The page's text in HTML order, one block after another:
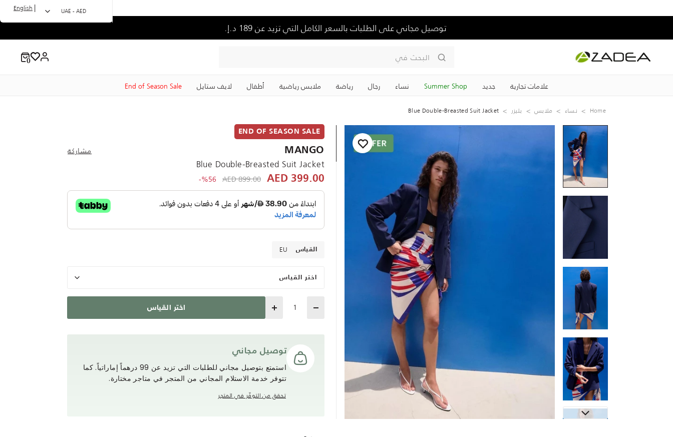
توصيل مجاني على الطلبات بالسعر الكامل التي تزيد عن 189 د.إ.
البحث في
علامات تجارية جديد Summer Shop نساء رجال رياضة ملابس رياضية ‏أطفال لايف ستايل End of Season Sale
UAE - AED
|
English
Home نساء ملابس بليزر Blue Double-Breasted Suit Jacket
END OF SEASON SALE
MANGO مشاركة
Blue Double-Breasted Suit Jacket
399.00 AED
Price reduced from
899.00 AED
to 399.00 AED
%56-
القياس EU
اختر القياس
Quantity اختر القياس
توصيل مجاني
استمتع بتوصيل مجاني للطلبات التي تزيد عن 99 درهماً إماراتياً. كما
تتوفر خدمة الاستلام المجاني من المتجر في متاجر مختارة.
تحقق من التوفّر في المتجر